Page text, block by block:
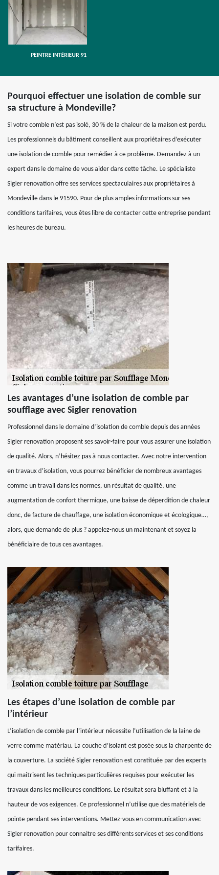
PEINTRE INTÉRIEUR 91
Pourquoi effectuer une isolation de comble sur
sa structure à Mondeville?
Si votre comble n’est pas isolé, 30 % de la chaleur de la maison est perdu.
Les professionnels du bâtiment conseillent aux propriétaires d’exécuter
une isolation de comble pour remédier à ce problème. Demandez à un
expert dans le domaine de vous aider dans cette tâche. Le spécialiste
Sigler renovation offre ses services spectaculaires aux propriétaires à
Mondeville dans le 91590. Pour de plus amples informations sur ses
conditions tarifaires, vous êtes libre de contacter cette entreprise pendant
les heures de bureau.
Les avantages d’une isolation de comble par
soufflage avec Sigler renovation
Professionnel dans le domaine d’isolation de comble depuis des années
Sigler renovation proposent ses savoir-faire pour vous assurer une isolation
de qualité. Alors, n’hésitez pas à nous contacter. Avec notre intervention
en travaux d’isolation, vous pourrez bénéficier de nombreux avantages
comme un travail dans les normes, un résultat de qualité, une
augmentation de confort thermique, une baisse de déperdition de chaleur
donc, de facture de chauffage, une isolation économique et écologique…,
alors, que demande de plus ? appelez-nous un maintenant et soyez la
bénéficiaire de tous ces avantages.
Les étapes d’une isolation de comble par
l’intérieur
L’isolation de comble par l’intérieur nécessite l’utilisation de la laine de
verre comme matériau. La couche d’isolant est posée sous la charpente de
la couverture. La société Sigler renovation est constituée par des experts
qui maitrisent les techniques particulières requises pour exécuter les
travaux dans les meilleures conditions. Le résultat sera bluffant et à la
hauteur de vos exigences. Ce professionnel n’utilise que des matériels de
pointe pendant ses interventions. Mettez-vous en communication avec
Sigler renovation pour connaitre ses différents services et ses conditions
tarifaires.